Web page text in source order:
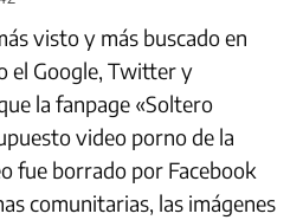
visto y más buscado en
el Google, Twitter y
la fanpage «Soltero
video porno de la
fue borrado por Facebook
comunitarias, las imágenes